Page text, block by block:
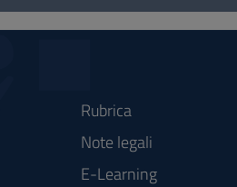
Rubrica
Note legali
E-Learning